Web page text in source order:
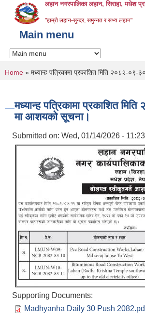
लहान नगरपालिका लहान, सिराहा, मधेश
"हाम्रो लहान-सुन्दर, समुन्नत र सभ्य लहान"
Main menu
You are here
Home » मध्यान्ह पत्रिकामा प्रकाशित मिति २०८२-
मध्यान्ह पत्रिकामा प्रकाशित
मा आशयको सूचना।
Submitted on: Wed, 01/14/2026 - 11:23
Supporting Documents:
Madhyanha Daily 30 Push